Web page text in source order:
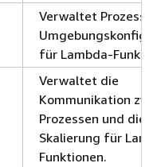
Verwaltet Prozesse
für Lambda-
Verwaltet die
Kommunikation
Prozessen und die
Skalierung für
Funktionen.